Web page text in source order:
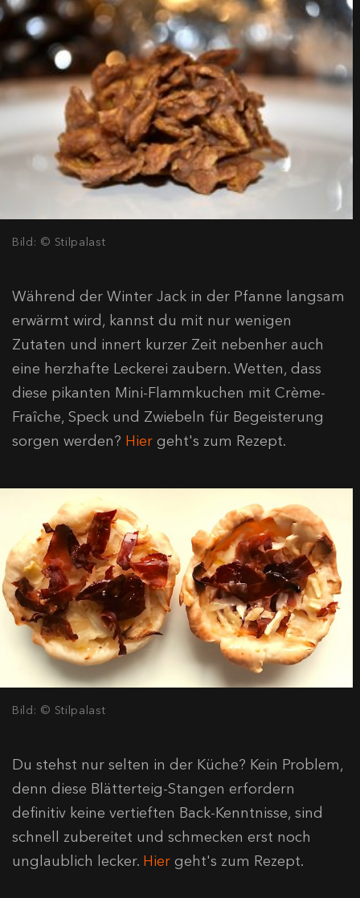
Bild: © Stilpalast
Während der Winter Jack in der Pfanne langsam
erwärmt wird, kannst du mit nur wenigen
Zutaten und innert kurzer Zeit nebenher auch
eine herzhafte Leckerei zaubern. Wetten, dass
diese pikanten Mini-Flammkuchen mit Crème-
Fraîche, Speck und Zwiebeln für Begeisterung
sorgen werden? Hier geht's zum Rezept.
​Bild: © Stilpalast
Du stehst nur selten in der Küche? Kein Problem,
denn diese Blätterteig-Stangen erfordern
definitiv keine vertieften Back-Kenntnisse, sind
schnell zubereitet und schmecken erst noch
unglaublich lecker. Hier geht's zum Rezept.